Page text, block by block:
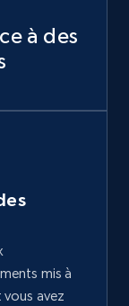
and
à des
mis à
avez